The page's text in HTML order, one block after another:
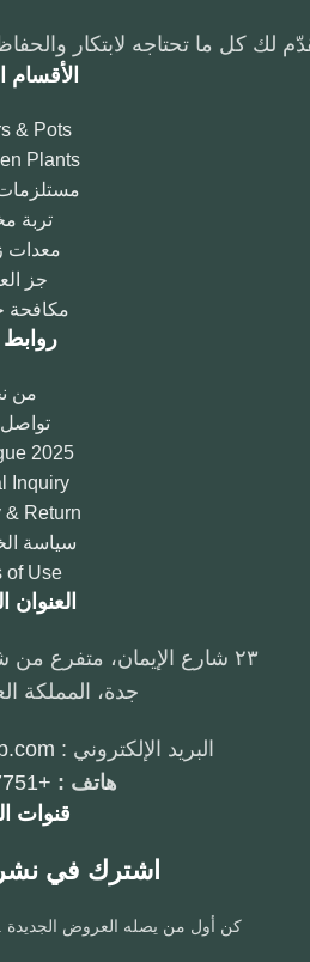
لك كل ما تحتاجه لابتكار
الأقسام
& Pots
Plants
تربة
معدات
جز
من
تواصل
2025 Catalogue
Inquiry
& Return
سياسة
of Use
العنوان
٢٣ شارع الإيمان، متفرع من شارع فلسطين، حي الحمراء،
جدة، المملكة
البريد الإلكتروني :
هاتف : +966549137751
قنوات
اشترك في
كن أول من يصله العروض الجديدة .